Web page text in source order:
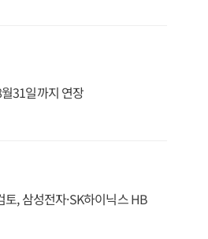
31일까지 연장
, 삼성전자·SK하이닉스 HB